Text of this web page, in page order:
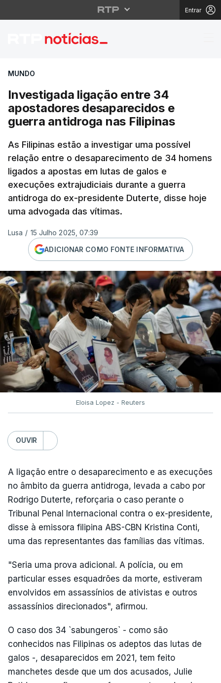
Entrar
Investigada ligação
MUNDO
Investigada ligação entre 34
apostadores desaparecidos e
guerra antidroga nas Filipinas
As Filipinas estão a investigar uma possível
relação entre o desaparecimento de 34 homens
ligados a apostas em lutas de galos e
execuções extrajudiciais durante a guerra
antidroga do ex-presidente Duterte, disse hoje
uma advogada das vítimas.
Lusa / 15 Julho 2025, 07:39
ADICIONAR COMO FONTE INFORMATIVA
Eloisa Lopez - Reuters
OUVIR
A ligação entre o desaparecimento e as execuções
no âmbito da guerra antidroga, levada a cabo por
Rodrigo Duterte, reforçaria o caso perante o
Tribunal Penal Internacional contra o ex-presidente,
disse à emissora filipina ABS-CBN Kristina Conti,
uma das representantes das famílias das vítimas.
"Seria uma prova adicional. A polícia, ou em
particular esses esquadrões da morte, estiveram
envolvidos em assassínios de ativistas e outros
assassínios direcionados", afirmou.
O caso dos 34 `sabungeros` - como são
conhecidos nas Filipinas os adeptos das lutas de
galos -, desaparecidos em 2021, tem feito
manchetes desde que um dos acusados, Julie